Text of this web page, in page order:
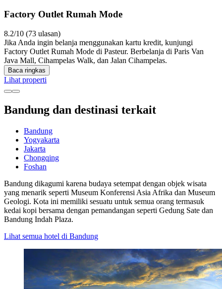
Factory Outlet Rumah Mode
8.2/10 (73 ulasan)
Jika Anda ingin belanja menggunakan kartu kredit, kunjungi
Factory Outlet Rumah Mode di Pasteur. Berbelanja di Paris Van
Java Mall, Cihampelas Walk, dan Jalan Cihampelas.
Baca ringkas
Lihat properti
Bandung dan destinasi terkait
Bandung
Yogyakarta
Jakarta
Chongqing
Foshan
Bandung dikagumi karena budaya setempat dengan objek wisata
yang menarik seperti Museum Konferensi Asia Afrika dan Museum
Geologi. Kota ini memiliki sesuatu untuk semua orang termasuk
kedai kopi bersama dengan pemandangan seperti Gedung Sate dan
Bandung Indah Plaza.
Lihat semua hotel di Bandung